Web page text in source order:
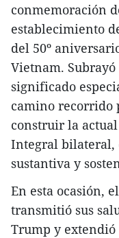
conmemoración
establecimiento
del 50º
Vietnam.
significado
camino recorrido
construir la
Integral bilateral,
sustantiva y
En esta ocasión,
transmitió sus
Trump y